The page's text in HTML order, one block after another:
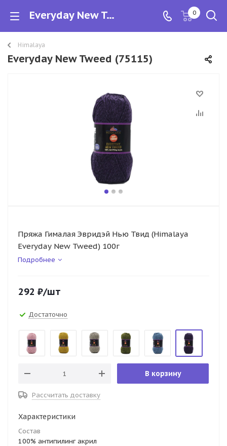
Everyday New Tweed 0
Himalaya
Everyday New Tweed (75115)
Пряжа Гималая Эвридэй Нью Твид (Himalaya
Everyday New Tweed) 100г
Подробнее
292 ₽/шт
Достаточно
В корзину
Рассчитать доставку
Характеристики
Состав
100% антипилинг акрил